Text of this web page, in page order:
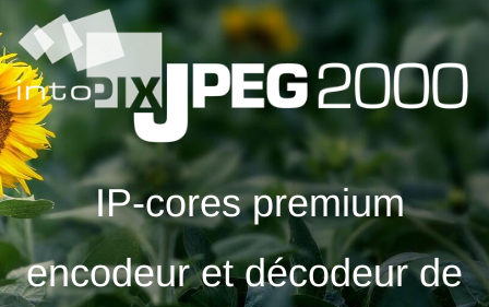
IP-cores premium
encodeur et décodeur de